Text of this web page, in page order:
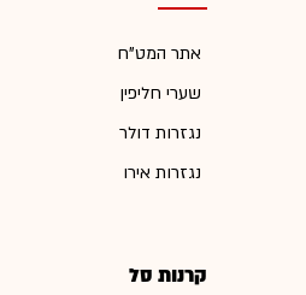
אתר המט"ח
שערי חליפין
נגזרות דולר
נגזרות אירו
קרנות סל